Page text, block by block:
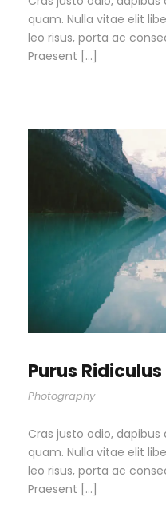
quam. Nulla vitae elit
leo risus, porta ac
Praesent […]
Purus
Photography
Cras justo odio,
quam. Nulla vitae elit
leo risus, porta ac
Praesent […]